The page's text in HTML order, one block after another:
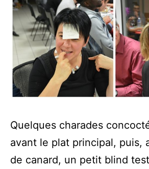
Quelques charades
avant le plat principal, puis,
de canard, un petit blind